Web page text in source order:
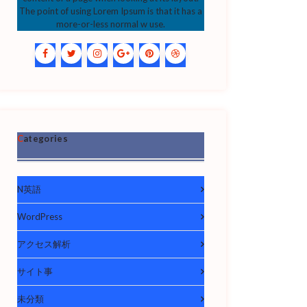
The point of using Lorem Ipsum is that it has a
more-or-less normal w use.
Categories
N英語
WordPress
アクセス解析
サイト事
未分類